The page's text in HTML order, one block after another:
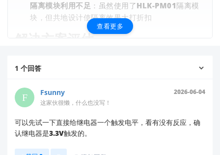
隔离模块利用不足 ：虽然使用了HLK-PM01隔离模
块，但共地设计使隔离效果大打折扣
解决方案评估
的方案非常正确，这是解决此类问题的标准工程实践。
电源隔离方案 ：
VRB0505YMD-5WR3确实适合此应用场景
（5V输入，5V输出，3000VDC隔离电压）
查看更多
1 个回答
Fsunny
2026-06-04
这家伙很懒，什么也没写！
可以先试一下直接给继电器一个触发电平，看有没有反应，确
认继电器是3.3V触发的。